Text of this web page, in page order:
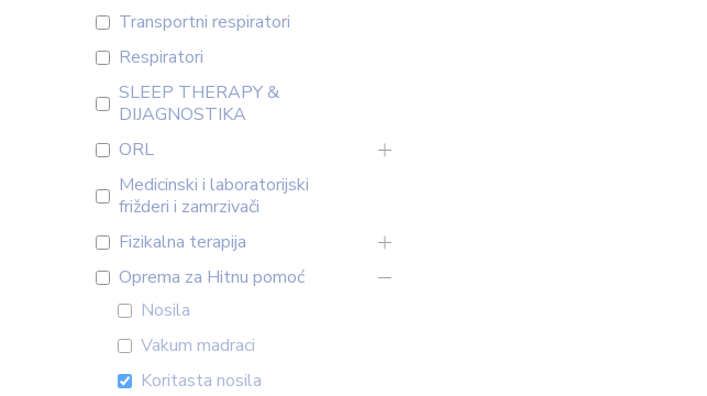
Transportni respiratori
Respiratori
SLEEP THERAPY &
DIJAGNOSTIKA
ORL
Medicinski i laboratorijski
frižderi i zamrzivači
Fizikalna terapija
Oprema za Hitnu pomoć
Nosila
Vakum madraci
Koritasta nosila